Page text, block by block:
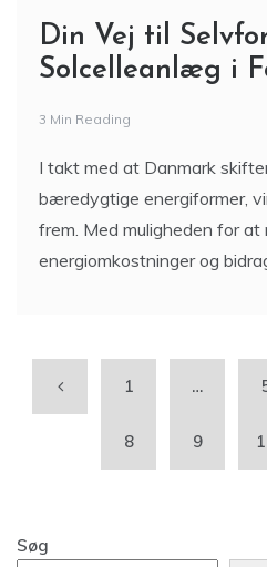
Din Vej til
Solcelleanlæg i
3 Min Reading
I takt med at Danmark
bæredygtige energiformer,
frem. Med muligheden for at
energiomkostninger og
1 …
8 9
Søg